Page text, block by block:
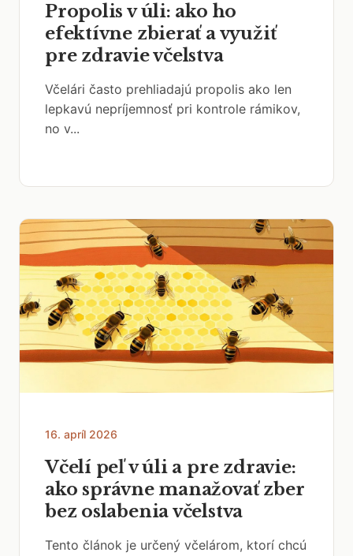
Propolis v úli: ako ho
efektívne zbierať a využiť
pre zdravie včelstva
Včelári často prehliadajú propolis ako len
lepkavú nepríjemnosť pri kontrole rámikov,
no v...
16. apríl 2026
Včelí peľ v úli a pre zdravie:
ako správne manažovať zber
bez oslabenia včelstva
Tento článok je určený včelárom, ktorí chcú